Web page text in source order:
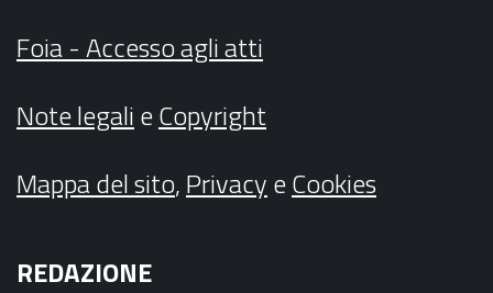
Foia - Accesso agli atti
Note legalieCopyright
Mappa del sito,PrivacyeCookies
REDAZIONE